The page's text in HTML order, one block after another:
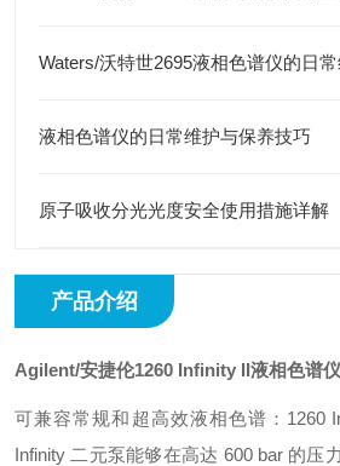
Waters/沃特世2695液相色谱仪的日
液相色谱仪的日常维护与保养技巧
原子吸收分光光度安全使用措施详解
产品介绍
Agilent/安捷伦1260 Infinity II液相色谱仪
可兼容常规和超高效液相色谱：1260
Infinity 二元泵能够在高达 600 bar 的压